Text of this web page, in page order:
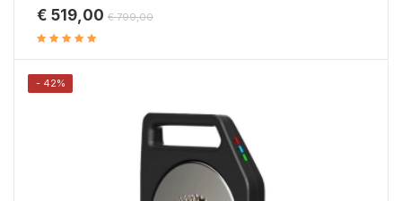
€ 519,00 € 799,00
- 42%